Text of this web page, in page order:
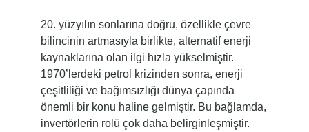
20. yüzyılın sonlarına doğru, özellikle çevre
bilincinin artmasıyla birlikte, alternatif enerji
kaynaklarına olan ilgi hızla yükselmiştir.
1970’lerdeki petrol krizinden sonra, enerji
çeşitliliği ve bağımsızlığı dünya çapında
önemli bir konu haline gelmiştir. Bu bağlamda,
invertörlerin rolü çok daha belirginleşmiştir.